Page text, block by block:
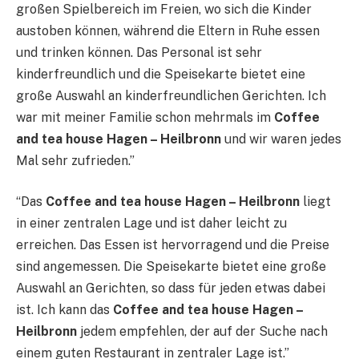
großen Spielbereich im Freien, wo sich die Kinder
austoben können, während die Eltern in Ruhe essen
und trinken können. Das Personal ist sehr
kinderfreundlich und die Speisekarte bietet eine
große Auswahl an kinderfreundlichen Gerichten. Ich
war mit meiner Familie schon mehrmals im Coffee
and tea house Hagen – Heilbronn und wir waren jedes
Mal sehr zufrieden.”
“Das Coffee and tea house Hagen – Heilbronn liegt
in einer zentralen Lage und ist daher leicht zu
erreichen. Das Essen ist hervorragend und die Preise
sind angemessen. Die Speisekarte bietet eine große
Auswahl an Gerichten, so dass für jeden etwas dabei
ist. Ich kann das Coffee and tea house Hagen –
Heilbronn jedem empfehlen, der auf der Suche nach
einem guten Restaurant in zentraler Lage ist.”